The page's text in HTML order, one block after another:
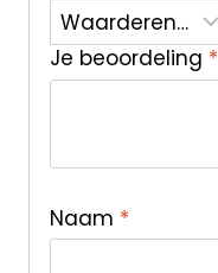
Je beoordeling *
Naam *